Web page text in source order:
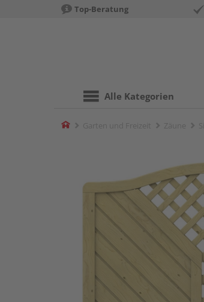
Top-Beratung
Alle Kategorien
Home